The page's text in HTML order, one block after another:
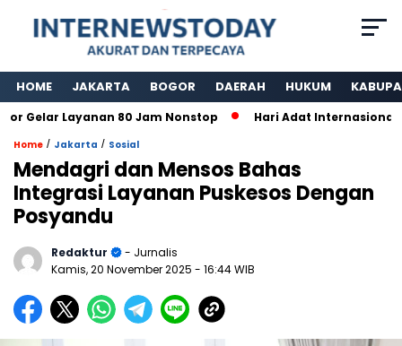
HOME JAKARTA BOGOR DAERAH HUKUM
Layanan 80 Jam Nonstop Hari Adat Internasional Ke
Home / Jakarta / Sosial
Mendagri dan Mensos Bahas
Integrasi Layanan Puskesos Dengan
Posyandu
Redaktur
- Jurnalis
Kamis, 20 November 2025 - 16:44 WIB